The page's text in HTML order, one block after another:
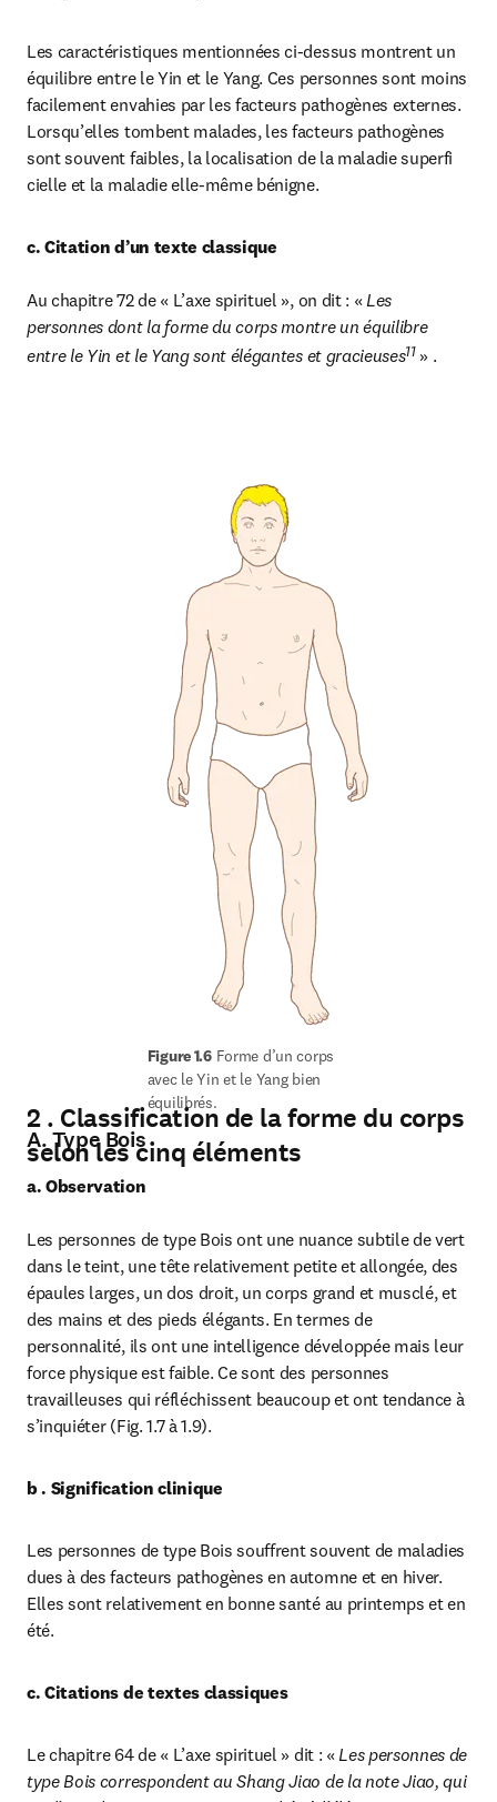
Les caractéristiques mentionnées ci-dessus montrent un
équilibre entre le Yin et le Yang. Ces personnes sont moins
facilement envahies par les facteurs pathogènes externes.
Lorsqu’elles tombent malades, les facteurs pathogènes
sont souvent faibles, la localisation de la maladie superfi
cielle et la maladie elle-même bénigne.
c. Citation d’un texte classique
Au chapitre 72 de « L’axe spirituel », on dit : « Les
personnes dont la forme du corps montre un équilibre
entre le Yin et le Yang sont élégantes et gracieuses11 » .
Figure 1.6 Forme d’un corps
avec le Yin et le Yang bien
équilibrés.
2 . Classification de la forme du corps
selon les cinq éléments
A. Type Bois
a. Observation
Les personnes de type Bois ont une nuance subtile de vert
dans le teint, une tête relativement petite et allongée, des
épaules larges, un dos droit, un corps grand et musclé, et
des mains et des pieds élégants. En termes de
personnalité, ils ont une intelligence développée mais leur
force physique est faible. Ce sont des personnes
travailleuses qui réfléchissent beaucoup et ont tendance à
s’inquiéter (Fig. 1.7 à 1.9).
b . Signification clinique
Les personnes de type Bois souffrent souvent de maladies
dues à des facteurs pathogènes en automne et en hiver.
Elles sont relativement en bonne santé au printemps et en
été.
c. Citations de textes classiques
Le chapitre 64 de « L’axe spirituel » dit : « Les personnes de
type Bois correspondent au Shang Jiao de la note Jiao, qui